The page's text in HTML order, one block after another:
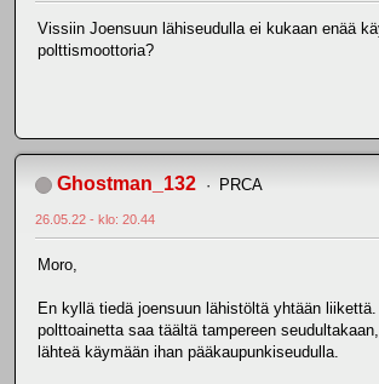
Vissiin Joensuun lähiseudulla ei kukaan enää
polttismoottoria?
Ghostman_132 PRCA
26.05.22 - klo: 20.44
Moro,
En kyllä tiedä joensuun lähistöltä yhtään
polttoainetta saa täältä tampereen
lähteä käymään ihan pääkaupunkiseudulla.